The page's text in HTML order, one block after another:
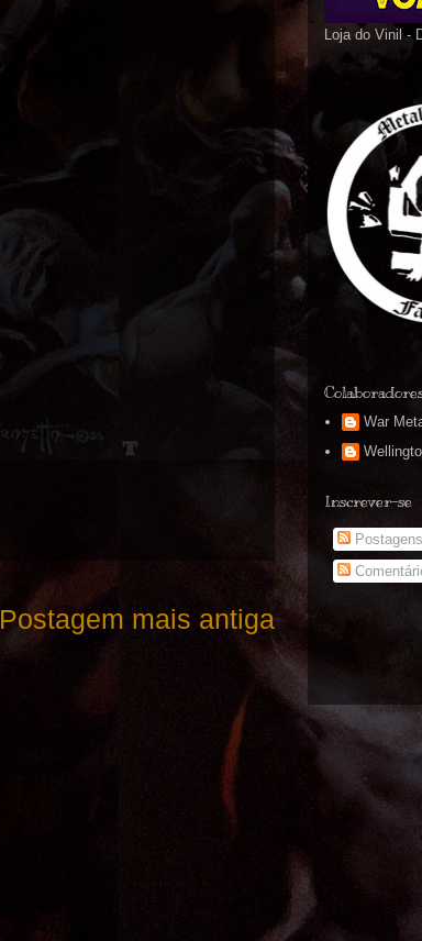
Postagem mais antiga
Loja do Vinil -
War
Inscrever-se
Postagens